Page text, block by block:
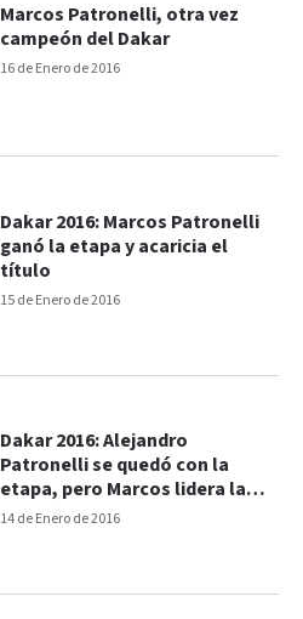
16 de Enero de 2016
Marcos Patronelli, otra vez
campeón del Dakar
15 de Enero de 2016
Dakar 2016: Marcos Patronelli
ganó la etapa y acaricia el
título
14 de Enero de 2016
Dakar 2016: Alejandro
Patronelli se quedó con la
etapa, pero Marcos lidera la
general